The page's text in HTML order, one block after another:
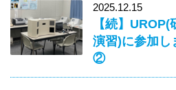
2025.12.15
【続】
演習)に参加し
②